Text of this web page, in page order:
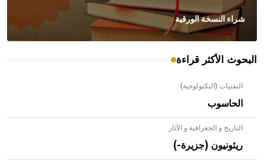
شراء النسخة الورقية
البحوث الأكثر قراءة
التقنيات (التكنولوجية)
الحاسوب
التاريخ و الجغرافية و الآثار
ريئونيون (جزيرة-)